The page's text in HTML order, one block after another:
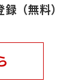
（無料）